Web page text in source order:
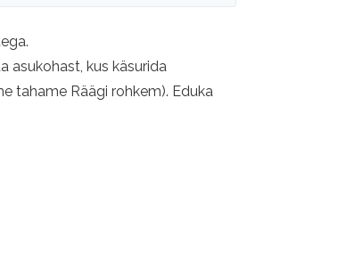
asukohast, kus käsurida
tahame Räägi rohkem). Eduka